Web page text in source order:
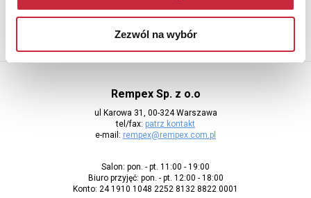
Zezwól na wybór
Rempex Sp. z o.o
ul Karowa 31, 00-324 Warszawa
tel/fax: patrz kontakt
e-mail: rempex@rempex.com.pl
Salon: pon. - pt. 11:00 - 19:00
Biuro przyjęć: pon. - pt. 12:00 - 18:00
Konto: 24 1910 1048 2252 8132 8822 0001